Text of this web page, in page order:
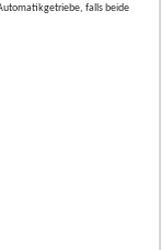
falls beide